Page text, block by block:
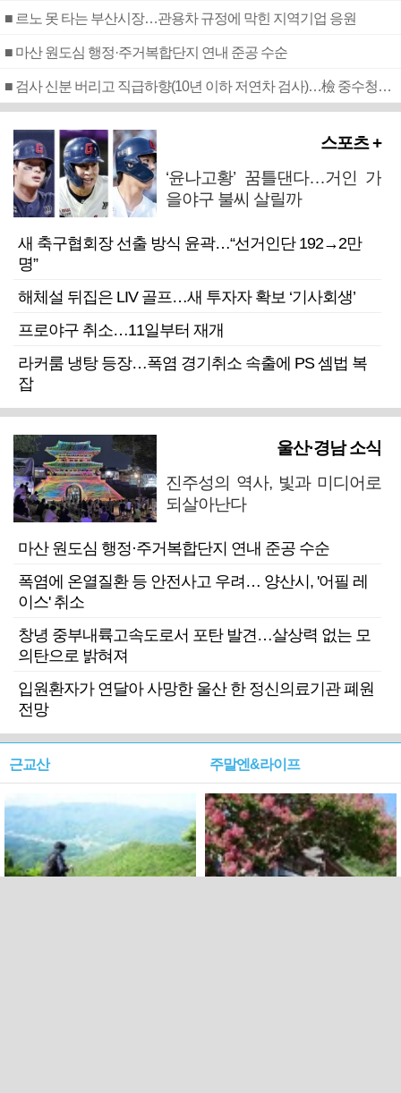
■ 르노 못 타는 부산시장…관용차 규정에 막힌 지역기업 응원
■ 마산 원도심 행정·주거복합단지 연내 준공 수순
■ 검사 신분 버리고 직급하향(10년 이하 저연차 검사)…檢 중수청행 기피
스포츠 +
‘윤나고황’ 꿈틀댄다…거인 가
을야구 불씨 살릴까
새 축구협회장 선출 방식 윤곽…“선거인단 192→2만
명”
해체설 뒤집은 LIV 골프…새 투자자 확보 ‘기사회생’
프로야구 취소…11일부터 재개
라커룸 냉탕 등장…폭염 경기취소 속출에 PS 셈법 복
잡
울산·경남 소식
진주성의 역사, 빛과 미디어로
되살아난다
마산 원도심 행정·주거복합단지 연내 준공 수순
폭염에 온열질환 등 안전사고 우려… 양산시, '어필 레
이스' 취소
창녕 중부내륙고속도로서 포탄 발견…살상력 없는 모
의탄으로 밝혀져
입원환자가 연달아 사망한 울산 한 정신의료기관 폐원
전망
근교산 주말엔&라이프